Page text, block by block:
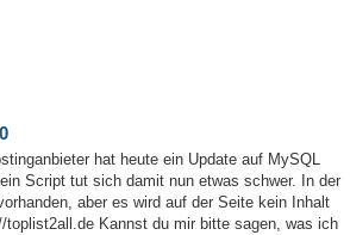
hat heute ein Update auf MySQL
Script tut sich damit nun etwas schwer. In der
aber es wird auf der Seite kein Inhalt
Kannst du mir bitte sagen, was ich